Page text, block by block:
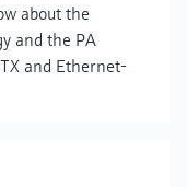
about the
and the PA
and Ethernet-